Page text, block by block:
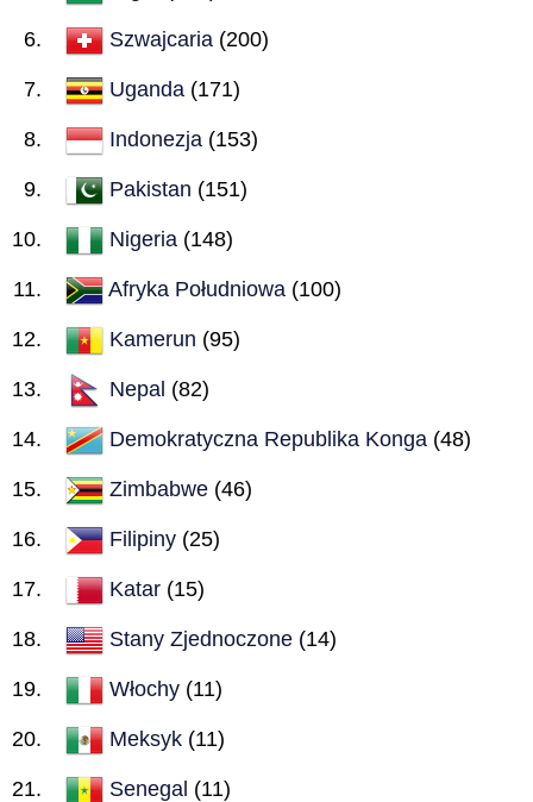
Szwajcaria (200)
Uganda (171)
Indonezja (153)
Pakistan (151)
Nigeria (148)
Afryka Południowa (100)
Kamerun (95)
Nepal (82)
Demokratyczna Republika Konga (48)
Zimbabwe (46)
Filipiny (25)
Katar (15)
Stany Zjednoczone (14)
Włochy (11)
Meksyk (11)
Senegal (11)